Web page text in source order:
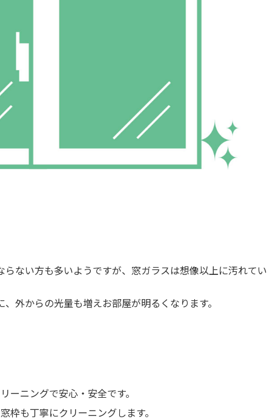
ない方も多いようですが、窓ガラスは想像以上に汚れてい
外からの光量も増えお部屋が明るくなります。
ーニングで安心・安全です。
枠も丁寧にクリーニングします。